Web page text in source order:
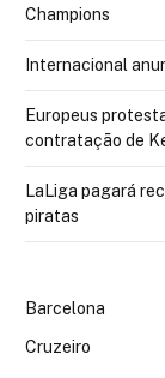
Champions
Internacional
Europeus
contratação de
LaLiga pagará
piratas
Barcelona
Cruzeiro